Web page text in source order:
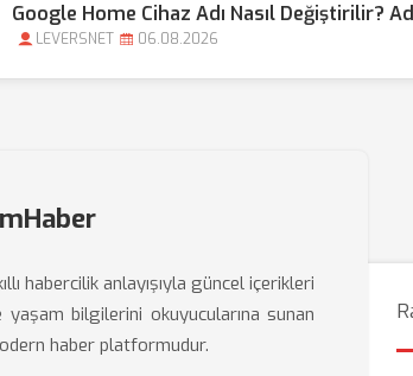
Google Home Cihaz Adı Nasıl Değiştirilir?
LEVERSNET 06.08.2026
habercilik anlayışıyla güncel içerikleri
yaşam bilgilerini okuyucularına sunan
haber platformudur.